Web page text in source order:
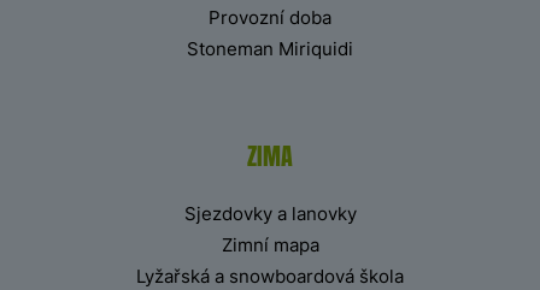
Provozní doba
Stoneman Miriquidi
ZIMA
Sjezdovky a lanovky
Zimní mapa
Lyžařská a snowboardová škola